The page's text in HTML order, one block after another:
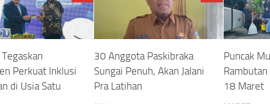
Tegaskan
Perkuat Inklusi
di Usia Satu
30 Anggota Paskibraka
Sungai Penuh, Akan Jalani
Pra Latihan
Puncak
18 Maret